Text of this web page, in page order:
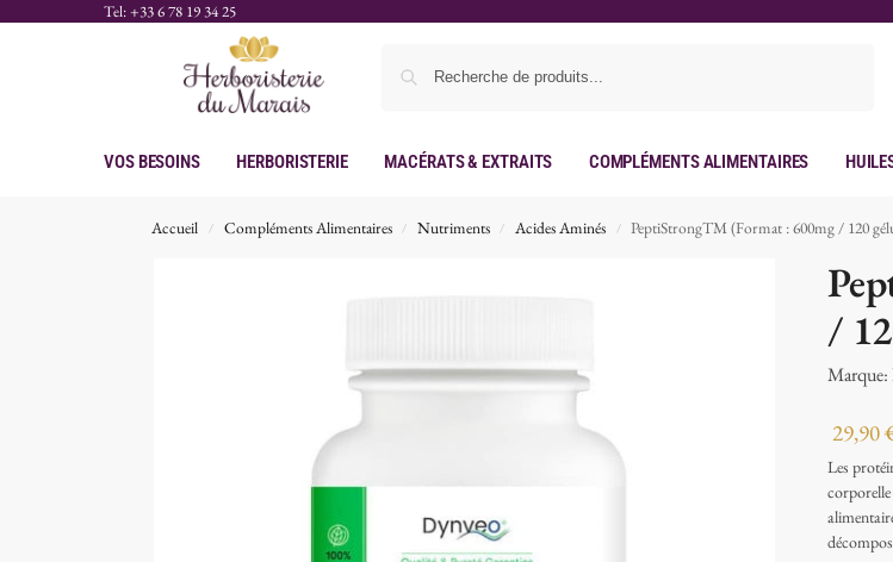
Tel: +33 6 78 19 34 25
Vos Besoins Herboristerie Macérats & Extraits Compléments Alimentaires
Accueil / Compléments Alimentaires / Nutriments / Acides Aminés / PeptiStrongTM (Format : 600mg / 120
/
Marque:
29,90
Les
corporelle